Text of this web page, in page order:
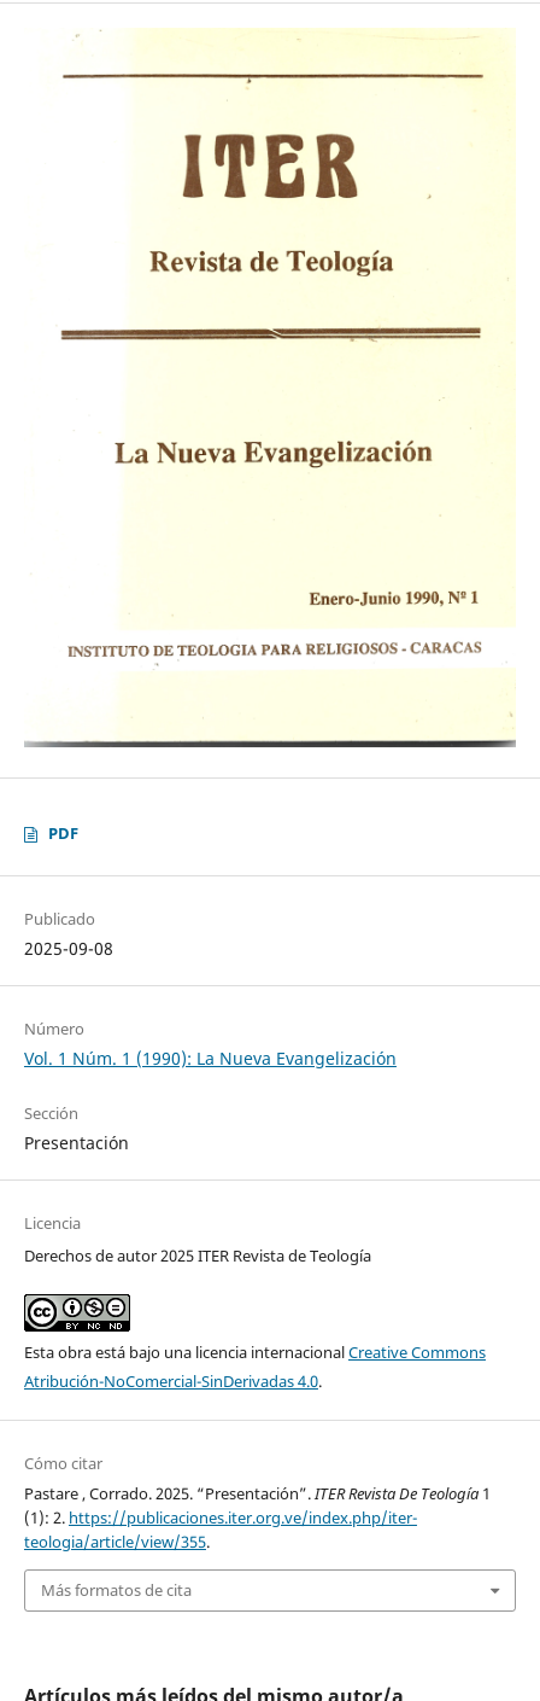
PDF
Publicado
2025-09-08
Número
Vol. 1 Núm. 1 (1990): La Nueva Evangelización
Sección
Presentación
Licencia
Derechos de autor 2025 ITER Revista de Teología
Esta obra está bajo una licencia internacionalCreative Commons
Atribución-NoComercial-SinDerivadas 4.0.
Cómo citar
Pastare , Corrado. 2025. “Presentación”.ITER Revista De Teología1
(1): 2. https://publicaciones.iter.org.ve/index.php/iter-
teologia/article/view/355.
Más formatos de cita
Artículos más leídos del mismo autor/a